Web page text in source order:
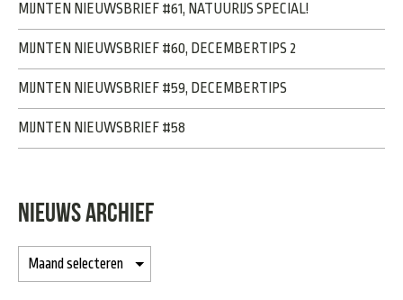
MIJNTEN NIEUWSBRIEF #61, NATUURIJS SPECIAL!
MIJNTEN NIEUWSBRIEF #60, DECEMBERTIPS 2
MIJNTEN NIEUWSBRIEF #59, DECEMBERTIPS
MIJNTEN NIEUWSBRIEF #58
NIEUWS ARCHIEF